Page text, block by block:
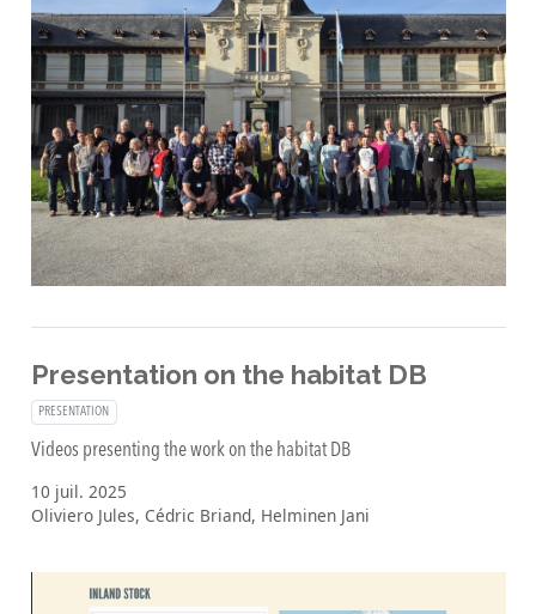
Presentation on the habitat DB
PRESENTATION
Videos presenting the work on the habitat DB
10 juil. 2025
Oliviero Jules, Cédric Briand, Helminen Jani